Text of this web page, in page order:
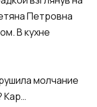
Петровна
В кухне
молчание
Кар…